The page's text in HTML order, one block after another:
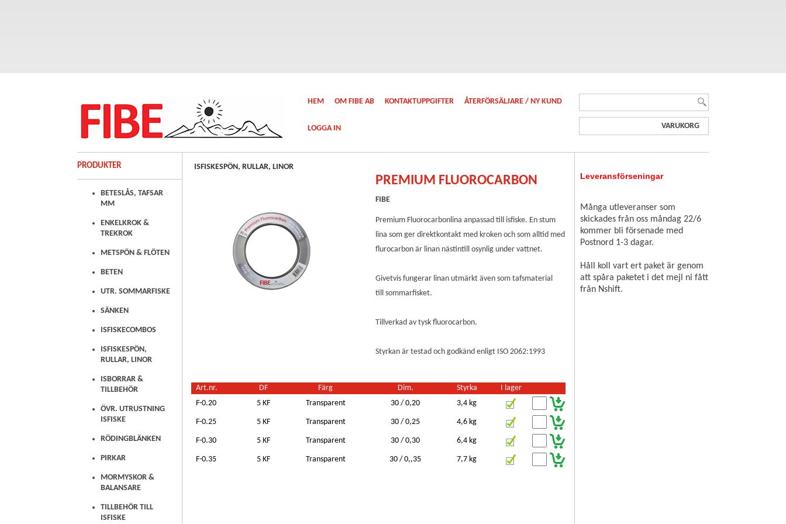
HEM OM FIBE AB KONTAKTUPPGIFTER ÅTERFÖRSÄLJARE / NY KUND
LOGGA IN VARUKORG
PRODUKTER
BETESLÅS, TAFSAR
MM
ENKELKROK &
TREKROK
METSPÖN & FLÖTEN
BETEN
UTR. SOMMARFISKE
SÄNKEN
ISFISKECOMBOS
ISFISKESPÖN,
RULLAR, LINOR
ISBORRAR &
TILLBEHÖR
ÖVR. UTRUSTNING
ISFISKE
RÖDINGBLÄNKEN
PIRKAR
MORMYSKOR &
BALANSARE
TILLBEHÖR TILL
ISFISKE
ISFISKESPÖN, RULLAR, LINOR
PREMIUM FLUOROCARBON
FIBE
Premium Fluorocarbonlina anpassad till isfiske. En stum
lina som ger direktkontakt med kroken och som alltid med
flurocarbon är linan nästintill osynlig under vattnet.
Givetvis fungerar linan utmärkt även som tafsmaterial
till sommarfisket.
Tillverkad av tysk fluorocarbon.
Styrkan är testad och godkänd enligt ISO 2062:1993
Art.nr. DF Färg Dim. Styrka
I lager
F-0.20
5 KF Transparent 30 / 0,20 3,4 kg
F-0.25 5 KF Transparent 30 / 0,25 4,6 kg
F-0.30 5 KF Transparent 30 / 0,30 6,4 kg
F-0.35 5 KF Transparent 30 / 0,,35 7,7 kg
Leveransförseningar
Många utleveranser som
skickades från oss måndag 22/6
kommer bli försenade med
Postnord 1-3 dagar.
Håll koll vart ert paket är genom
att spåra paketet i det mejl ni fått
från Nshift.